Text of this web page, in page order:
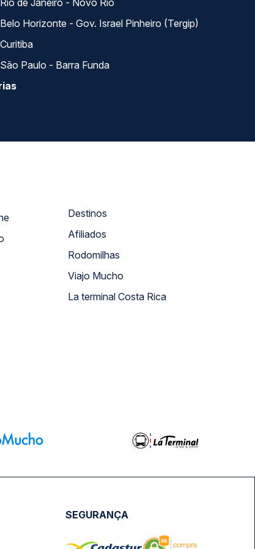
de Janeiro - Novo Rio
Horizonte - Gov. Israel Pinheiro (Tergip)
Paulo - Barra Funda
Destinos
Afiliados
Rodomilhas
Viajo Mucho
La terminal Costa Rica
SEGURANÇA